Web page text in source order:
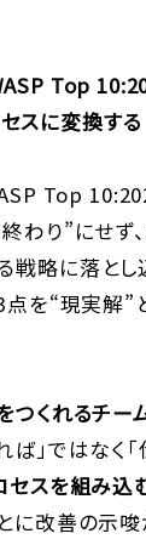
Top
スに変換する
Top
わり”にせず
戦略に落とし
点を“現実解”
つくれるチー
ば」ではなく
セスを組み込
とに改善の示